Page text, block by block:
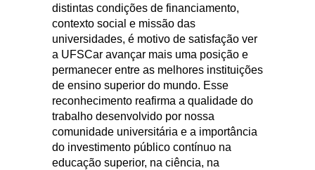
distintas condições de financiamento,
contexto social e missão das
universidades, é motivo de satisfação ver
a UFSCar avançar mais uma posição e
permanecer entre as melhores instituições
de ensino superior do mundo. Esse
reconhecimento reafirma a qualidade do
trabalho desenvolvido por nossa
comunidade universitária e a importância
do investimento público contínuo na
educação superior, na ciência, na